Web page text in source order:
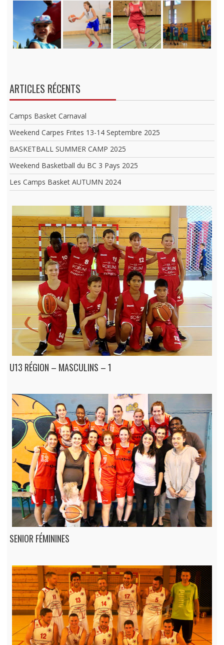
ARTICLES RÉCENTS
Camps Basket Carnaval
Weekend Carpes Frites 13-14 Septembre 2025
BASKETBALL SUMMER CAMP 2025
Weekend Basketball du BC 3 Pays 2025
Les Camps Basket AUTUMN 2024
U13 RÉGION – MASCULINS – 1
SENIOR FÉMININES